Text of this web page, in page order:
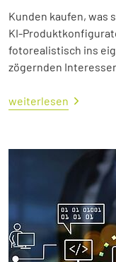
Kunden kaufen, was
KI-
fotorealistisch ins
zögernden
weiterlesen